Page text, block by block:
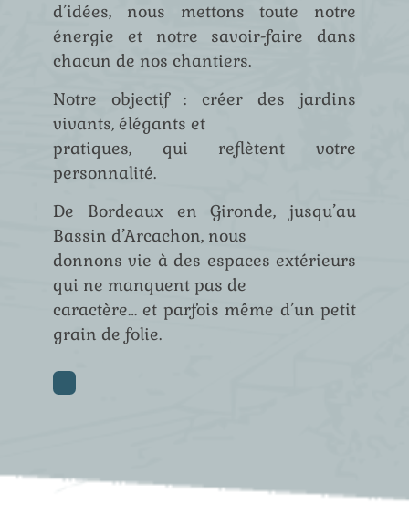
d’idées, nous mettons toute notre
énergie et notre savoir-faire dans
chacun de nos chantiers.
Notre objectif : créer des jardins
vivants, élégants et
pratiques, qui reflètent votre
personnalité.
De Bordeaux en Gironde, jusqu’au
Bassin d’Arcachon, nous
donnons vie à des espaces extérieurs
qui ne manquent pas de
caractère… et parfois même d’un petit
grain de folie.